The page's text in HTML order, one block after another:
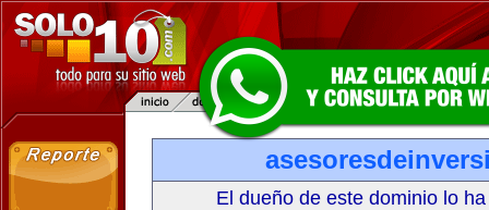
El dueño de este dominio lo